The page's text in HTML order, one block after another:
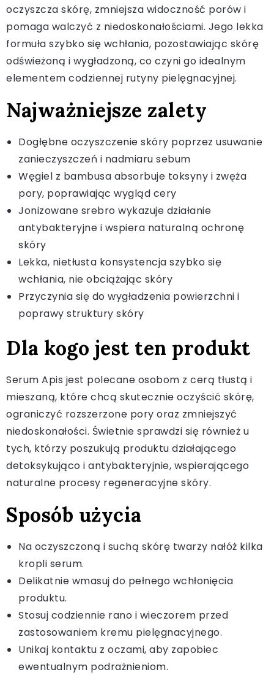
oczyszcza skórę, zmniejsza widoczność porów i
pomaga walczyć z niedoskonałościami. Jego lekka
formuła szybko się wchłania, pozostawiając skórę
odświeżoną i wygładzoną, co czyni go idealnym
elementem codziennej rutyny pielęgnacyjnej.
Najważniejsze zalety
Dogłębne oczyszczenie skóry poprzez usuwanie
zanieczyszczeń i nadmiaru sebum
Węgiel z bambusa absorbuje toksyny i zwęża
pory, poprawiając wygląd cery
Jonizowane srebro wykazuje działanie
antybakteryjne i wspiera naturalną ochronę
skóry
Lekka, nietłusta konsystencja szybko się
wchłania, nie obciążając skóry
Przyczynia się do wygładzenia powierzchni i
poprawy struktury skóry
Dla kogo jest ten produkt
Serum Apis jest polecane osobom z cerą tłustą i
mieszaną, które chcą skutecznie oczyścić skórę,
ograniczyć rozszerzone pory oraz zmniejszyć
niedoskonałości. Świetnie sprawdzi się również u
tych, którzy poszukują produktu działającego
detoksykująco i antybakteryjnie, wspierającego
naturalne procesy regeneracyjne skóry.
Sposób użycia
Na oczyszczoną i suchą skórę twarzy nałóż kilka
kropli serum.
Delikatnie wmasuj do pełnego wchłonięcia
produktu.
Stosuj codziennie rano i wieczorem przed
zastosowaniem kremu pielęgnacyjnego.
Unikaj kontaktu z oczami, aby zapobiec
ewentualnym podrażnieniom.